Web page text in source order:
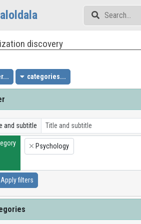
discovery
categories...
and subtitle
×
Psychology
Apply filters